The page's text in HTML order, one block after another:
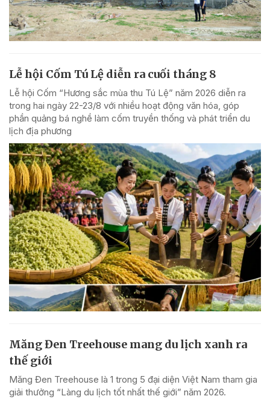
Lễ hội Cốm Tú Lệ diễn ra cuối tháng 8
Lễ hội Cốm “Hương sắc mùa thu Tú Lệ” năm 2026 diễn ra
trong hai ngày 22-23/8 với nhiều hoạt động văn hóa, góp
phần quảng bá nghề làm cốm truyền thống và phát triển du
lịch địa phương
Măng Đen Treehouse mang du lịch xanh ra
thế giới
Măng Đen Treehouse là 1 trong 5 đại diện Việt Nam tham gia
giải thưởng “Làng du lịch tốt nhất thế giới” năm 2026.